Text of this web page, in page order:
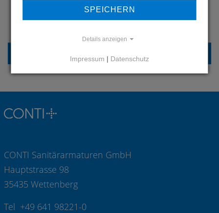
HABEN SIE FRAGEN?
CONTI Sanitärarmaturen GmbH
Hauptstrasse 98
35435 Wettenberg
Tel +49 641 98221-0
SPEICHERN
Details anzeigen
Impressum | Datenschutz